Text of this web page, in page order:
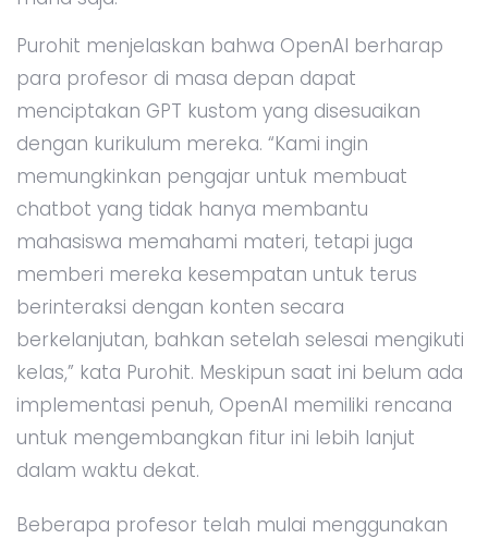
Purohit menjelaskan bahwa OpenAI berharap
para profesor di masa depan dapat
menciptakan GPT kustom yang disesuaikan
dengan kurikulum mereka. “Kami ingin
memungkinkan pengajar untuk membuat
chatbot yang tidak hanya membantu
mahasiswa memahami materi, tetapi juga
memberi mereka kesempatan untuk terus
berinteraksi dengan konten secara
berkelanjutan, bahkan setelah selesai mengikuti
kelas,” kata Purohit. Meskipun saat ini belum ada
implementasi penuh, OpenAI memiliki rencana
untuk mengembangkan fitur ini lebih lanjut
dalam waktu dekat.
Beberapa profesor telah mulai menggunakan